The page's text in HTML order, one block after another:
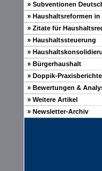
» Subventionen
» Haushaltsreformen in
» Zitate für
» Haushaltssteuerung
»
» Bürgerhaushalt
» Doppik-Praxisberichte
» Bewertungen &
» Weitere Artikel
» Newsletter-Archiv